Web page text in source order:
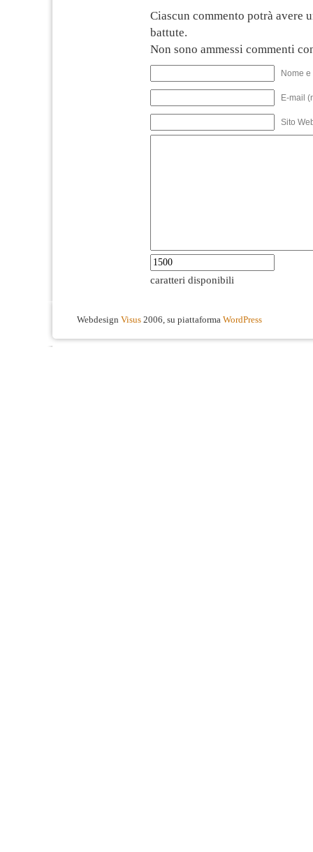
Ciascun commento potrà avere
battute.
Non sono ammessi commenti
Nome
E-mail
Sito
caratteri disponibili
Webdesign Visus 2006, su piattaforma WordPress